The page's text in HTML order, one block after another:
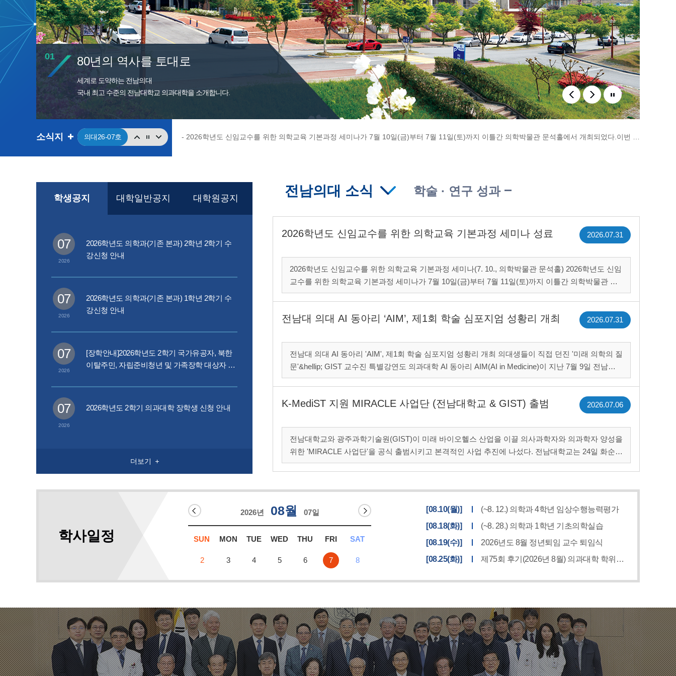
01 80년의 역사를 토대로
세계로 도약하는 전남의대
국내 최고 수준의 전남대학교 의과대학을 소개합니다.
학생공지
2026학년도 의학과(기존 본과) 2학년 2학기 수
강신청 안내
2026
07
2026학년도 의학과(기존 본과) 1학년 2학기 수
강신청 안내
2026
07
[장학안내]2026학년도 2학기 국가유공자, 북한
이탈주민, 자립준비청년 및 가족장학 대상자 신
2026
07
2026학년도 2학기 의과대학 장학생 신청 안내
2026
07
더보기
대학일반공지 대학원공지
소식지 의대26-07호
전남의대 소식
2026학년도 신임교수를 위한 의학교육 기본과정 세미나 성료
2026학년도 신임교수를 위한 의학교육 기본과정 세미나(7. 10., 의학박물관 문석홀) 2026학년도 신임
교수를 위한 의학교육 기본과정 세미나가 7월 10일(금)부터 7월 11일(토)까지 이틀간 의학박물관 문
석홀에서 개최되었다. 이번 세미나는 신임교원의 교육 역량을 강화하고 의과대학 교수로서의 책무..
2026.07.31
전남대 의대 AI 동아리 ‘AIM’, 제1회 학술 심포지엄 성황리 개최
전남대 의대 AI 동아리 'AIM', 제1회 학술 심포지엄 성황리 개최 의대생들이 직접 던진 '미래 의학의 질
문'&hellip; GIST 교수진 특별강연도 의과대학 AI 동아리 AIM(AI in Medicine)이 지난 7월 9일 전남대
학교 의과대학 박물관 문석홀에서 '제1회 AIM 학술 심포지엄'을 개최했다. 'AI in Medicine &mdash;
2026.07.31
K-MediST 지원 MIRACLE 사업단 (전남대학교 & GIST) 출범
전남대학교와 광주과학기술원(GIST)이 미래 바이오헬스 산업을 이끌 의사과학자와 의과학자 양성을
위한 'MIRACLE 사업단'을 공식 출범시키고 본격적인 사업 추진에 나섰다. 전남대학교는 24일 화순전
남대학교병원 미래의료혁신센터에서 'K-MediST 지원 MIRACLE 사업단 출범식'을 개최했다고 밝혔
2026.07.06
학술 · 연구 성과
학사일정
2026년 08월 07일
SUN MON TUE WED THU FRI SAT
2 3 4 5 6 7 8
[08.10(월)]
(~8. 12.) 의학과 4학년 임상수행능력평가
[08.18(화)]
(~8. 28.) 의학과 1학년 기초의학실습
[08.19(수)]
2026년도 8월 정년퇴임 교수 퇴임식
[08.25(화)]
제75회 후기(2026년 8월) 의과대학 학위수여식